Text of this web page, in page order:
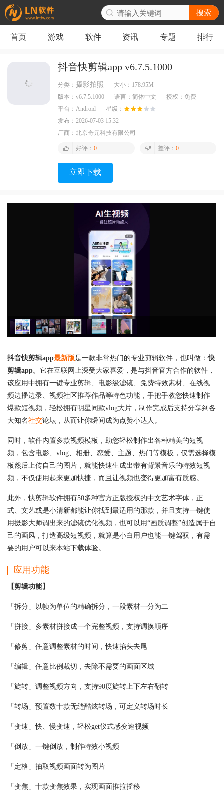
搜索
首页 游戏 软件 资讯 专题 排行
抖音快剪辑app v6.7.5.1000
分类： 摄影拍照 大小： 178.95M
版本： v6.7.5.1000 语言： 简体中文 授权： 免费
平台： Android
星级：
发布： 2026-07-03 15:32
厂商： 北京奇元科技有限公司
好评： 0 差评： 0
立即下载
抖音快剪辑app最新版是一款非常热门的专业剪辑软件，也叫做：快
剪辑app。它在互联网上深受大家喜爱，是与抖音官方合作的软件，
该应用中拥有一键专业剪辑、电影级滤镜、免费特效素材、在线视
频边播边录、视频社区推荐作品等特色功能，手把手教您快速制作
爆款短视频，轻松拥有明星同款vlog大片，制作完成后支持分享到各
大知名社交论坛，从而让你瞬间成为点赞小达人。
同时，软件内置多款视频模板，助您轻松制作出各种精美的短视
频，包含电影、vlog、相册、恋爱、主题、热门等模板，仅需选择模
板然后上传自己的图片，就能快速生成出带有背景音乐的特效短视
频，不仅使用起来更加快捷，而且让视频也变得更加富有质感。
此外，快剪辑软件拥有50多种官方正版授权的中文艺术字体，正
式、文艺或是小清新都能让你找到最适用的那款，并且支持一键使
用摄影大师调出来的滤镜优化视频，也可以用“画质调整”创造属于自
己的画风，打造高级短视频，就算是小白用户也能一键驾驭，有需
要的用户可以来本站下载体验。
应用功能
【剪辑功能】
「拆分」以帧为单位的精确拆分，一段素材一分为二
「拼接」多素材拼接成一个完整视频，支持调换顺序
「修剪」任意调整素材的时间，快速掐头去尾
「编辑」任意比例裁切，去除不需要的画面区域
「旋转」调整视频方向，支持90度旋转上下左右翻转
「转场」预置数十款无缝酷炫转场，可定义转场时长
「变速」快、慢变速，轻松get仪式感变速视频
「倒放」一键倒放，制作特效小视频
「定格」抽取视频画面转为图片
「变焦」十款变焦效果，实现画面推拉摇移